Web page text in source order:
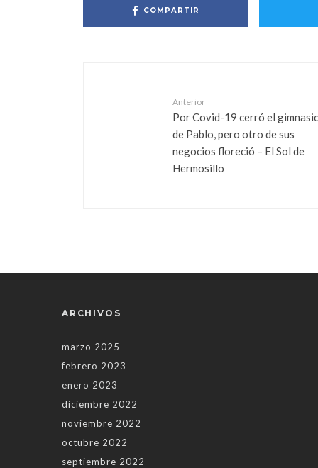
COMPARTIR
Anterior
Por Covid-19 cerró el
de Pablo, pero otro de sus
negocios floreció – El Sol de
Hermosillo
ARCHIVOS
marzo 2025
febrero 2023
enero 2023
diciembre 2022
noviembre 2022
octubre 2022
septiembre 2022